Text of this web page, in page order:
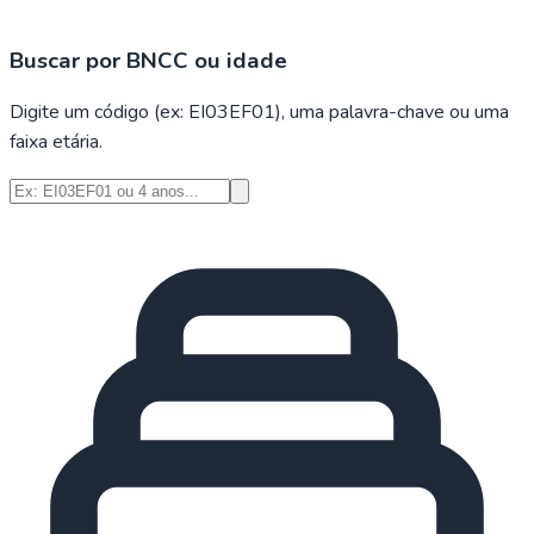
Buscar por BNCC ou idade
Digite um código (ex: EI03EF01), uma palavra-chave ou uma
faixa etária.